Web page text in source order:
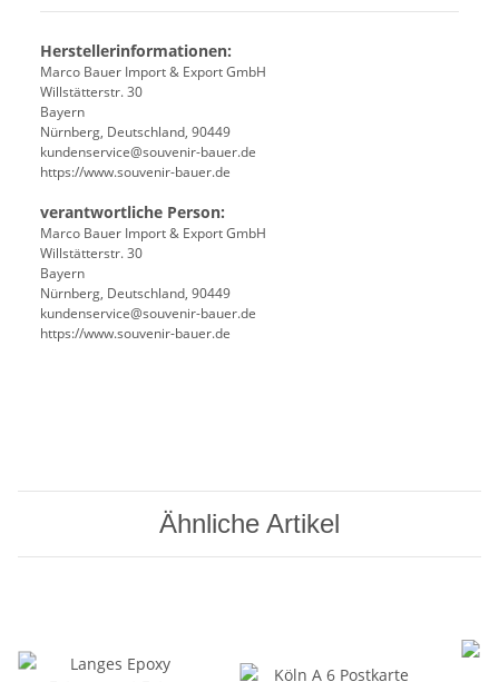
Herstellerinformationen:
Marco Bauer Import & Export GmbH
Willstätterstr. 30
Bayern
Nürnberg, Deutschland, 90449
kundenservice@souvenir-bauer.de
https://www.souvenir-bauer.de
verantwortliche Person:
Marco Bauer Import & Export GmbH
Willstätterstr. 30
Bayern
Nürnberg, Deutschland, 90449
kundenservice@souvenir-bauer.de
https://www.souvenir-bauer.de
Ähnliche Artikel